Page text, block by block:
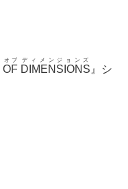
OF
オブ
DIMENSIONS
ディメンジョンズ
』シ